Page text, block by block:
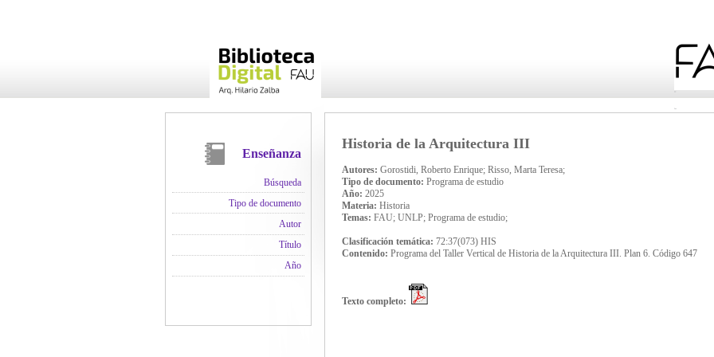
Enseñanza
Búsqueda
Tipo de documento
Autor
Título
Año
Historia de la Arquitectura III
Autores: Gorostidi, Roberto Enrique; Risso, Marta Teresa;
Tipo de documento: Programa de estudio
Año: 2025
Materia: Historia
Temas: FAU; UNLP; Programa de estudio;
Clasificación temática: 72:37(073) HIS
Contenido: Programa del Taller Vertical de Historia de la Arquitectura III. Plan 6. Código 647
Texto completo: